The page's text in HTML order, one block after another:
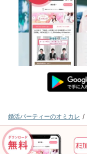
婚活パーティーのオミカレ